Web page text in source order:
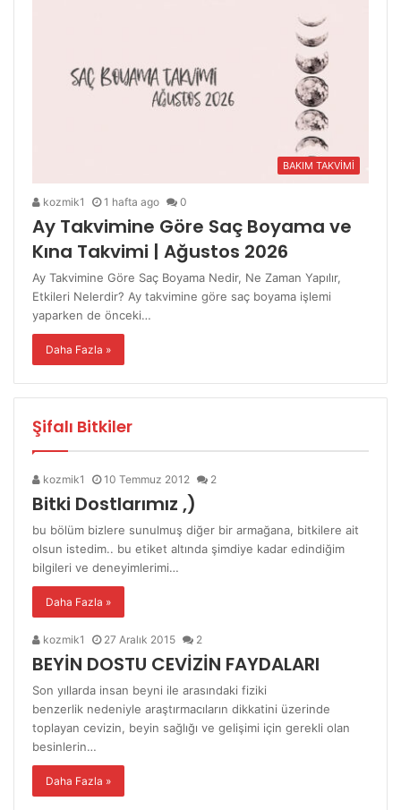
BAKIM TAKVİMİ
kozmik1 1 hafta ago 0
Ay Takvimine Göre Saç Boyama ve
Kına Takvimi | Ağustos 2026
Ay Takvimine Göre Saç Boyama Nedir, Ne Zaman Yapılır,
Etkileri Nelerdir? Ay takvimine göre saç boyama işlemi
yaparken de önceki…
Daha Fazla »
Şifalı Bitkiler
kozmik1 10 Temmuz 2012 2
Bitki Dostlarımız ,)
bu bölüm bizlere sunulmuş diğer bir armağana, bitkilere ait
olsun istedim.. bu etiket altında şimdiye kadar edindiğim
bilgileri ve deneyimlerimi…
Daha Fazla »
kozmik1 27 Aralık 2015 2
BEYİN DOSTU CEVİZİN FAYDALARI
Son yıllarda insan beyni ile arasındaki fiziki
benzerlik nedeniyle araştırmacıların dikkatini üzerinde
toplayan cevizin, beyin sağlığı ve gelişimi için gerekli olan
besinlerin…
Daha Fazla »